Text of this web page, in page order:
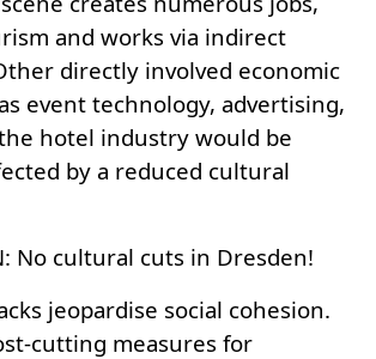
and works via indirect
directly involved economic
event technology, advertising,
hotel industry would be
by a reduced cultural
No cultural cuts in Dresden!
jeopardise social cohesion.
cutting measures for